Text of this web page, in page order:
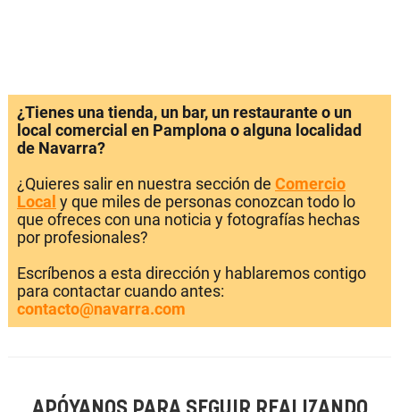
¿Tienes una tienda, un bar, un restaurante o un
local comercial en Pamplona o alguna localidad
de Navarra?
¿Quieres salir en nuestra sección de Comercio
Local y que miles de personas conozcan todo lo
que ofreces con una noticia y fotografías hechas
por profesionales?
Escríbenos a esta dirección y hablaremos contigo
para contactar cuando antes:
contacto@navarra.com